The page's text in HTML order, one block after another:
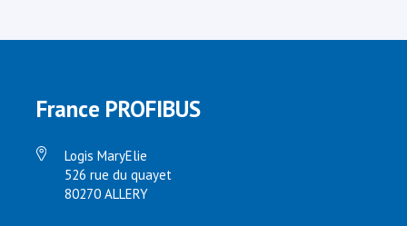
France PROFIBUS
Logis MaryElie
526 rue du quayet
80270 ALLERY